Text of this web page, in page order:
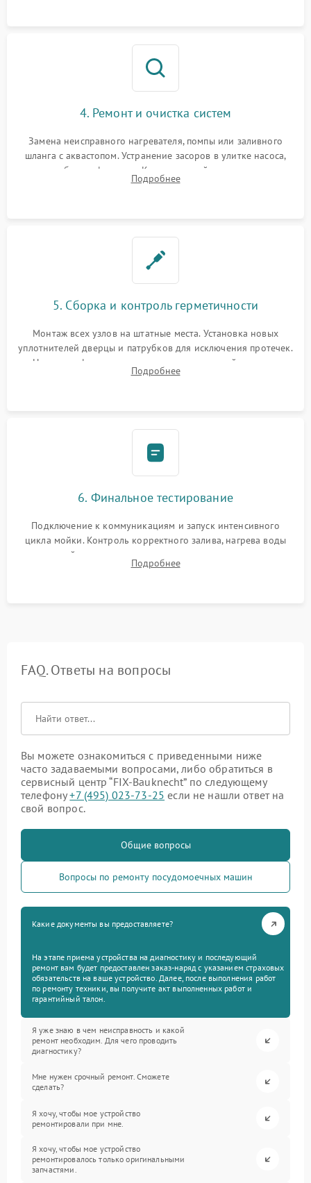
4. Ремонт и очистка систем
Замена неисправного нагревателя, помпы или заливного
шланга с аквастопом. Устранение засоров в улитке насоса,
патрубках и фильтрах. Компонентный ремонт платы
управления, восстановление поврежденной проводки.
Подробнее
5. Сборка и контроль герметичности
Монтаж всех узлов на штатные места. Установка новых
уплотнителей дверцы и патрубков для исключения протечек.
Надежная фиксация хомутов гидравлической системы,
сборка корпуса и установка датчика поплавка.
Подробнее
6. Финальное тестирование
Подключение к коммуникациям и запуск интенсивного
цикла мойки. Контроль корректного залива, нагрева воды
до нужной температуры, отсутствия посторонних шумов,
штатного слива и абсолютной сухости в поддоне.
Подробнее
FAQ. Ответы на вопросы
Вы можете ознакомиться с приведенными ниже
часто задаваемыми вопросами, либо обратиться в
сервисный центр “FIX-Bauknecht” по следующему
телефону+7 (495) 023-73-25 если не нашли ответ на
свой вопрос.
Общие вопросы
Вопросы по ремонту посудомоечных машин
Какие документы вы предоставляете?
На этапе приема устройства на диагностику и последующий
ремонт вам будет предоставлен заказ-наряд с указанием страховых
обязательств на ваше устройство. Далее, после выполнения работ
по ремонту техники, вы получите акт выполненных работ и
гарантийный талон.
Я уже знаю в чем неисправность и какой
ремонт необходим. Для чего проводить
диагностику?
Мне нужен срочный ремонт. Сможете
сделать?
Я хочу, чтобы мое устройство
ремонтировали при мне.
Я хочу, чтобы мое устройство
ремонтировалось только оригинальными
запчастями.